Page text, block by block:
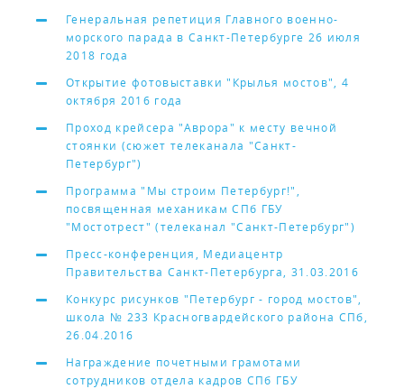
Генеральная репетиция Главного военно-
морского парада в Санкт-Петербурге 26 июля
2018 года
Открытие фотовыставки "Крылья мостов", 4
октября 2016 года
Проход крейсера "Аврора" к месту вечной
стоянки (сюжет телеканала "Санкт-
Петербург")
Программа "Мы строим Петербург!",
посвященная механикам СПб ГБУ
"Мостотрест" (телеканал "Санкт-Петербург")
Пресс-конференция, Медиацентр
Правительства Санкт-Петербурга, 31.03.2016
Конкурс рисунков "Петербург - город мостов",
школа № 233 Красногвардейского района СПб,
26.04.2016
Награждение почетными грамотами
сотрудников отдела кадров СПб ГБУ